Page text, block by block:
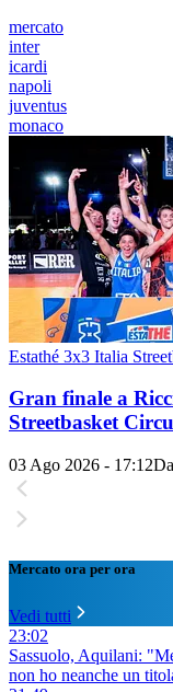
mercato
inter
icardi
napoli
juventus
monaco
Estathé 3x3 Italia
Gran finale a
Streetbasket
03 Ago 2026 - 17:12
Mercato ora per ora
Vedi tutti
23:02
Sassuolo, Aquilani:
non ho neanche un